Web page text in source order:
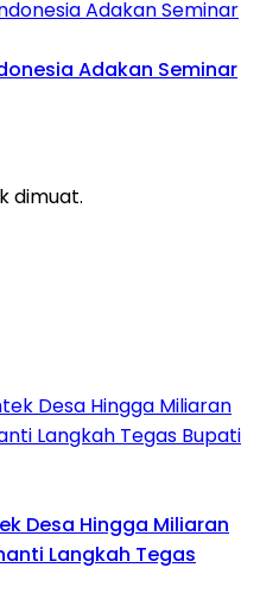
Adakan Seminar
dimuat.
Desa Hingga Miliaran
Langkah Tegas